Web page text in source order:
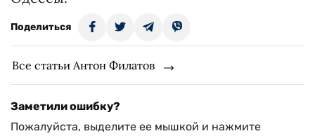
Поделиться
Все статьи Антон Филатов
Заметили ошибку?
Пожалуйста, выделите ее мышкой и нажмите